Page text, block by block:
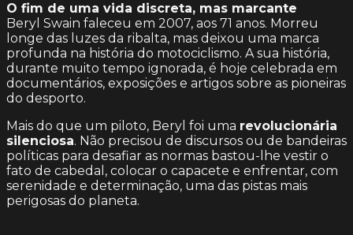
O fim de uma vida discreta, mas marcante
Beryl Swain faleceu em 2007, aos 71 anos. Morreu
longe das luzes da ribalta, mas deixou uma marca
profunda na história do motociclismo. A sua história,
durante muito tempo ignorada, é hoje celebrada em
documentários, exposições e artigos sobre as pioneiras
do desporto.
Mais do que um piloto, Beryl foi uma revolucionária
silenciosa. Não precisou de discursos ou de bandeiras
políticas para desafiar as normas bastou-lhe vestir o
fato de cabedal, colocar o capacete e enfrentar, com
serenidade e determinação, uma das pistas mais
perigosas do planeta.